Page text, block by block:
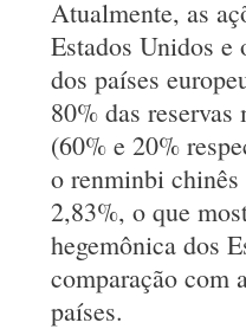
Atualmente, as
Estados Unidos e
dos países
80% das
(60% e 20%
o renminbi chinês
2,83%, o que
hegemônica dos
comparação com
países.